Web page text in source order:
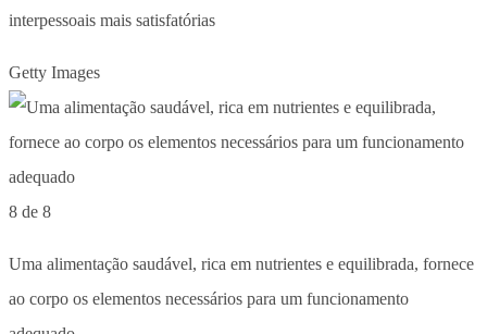
interpessoais mais satisfatórias
Getty Images
8 de 8
Uma alimentação saudável, rica em nutrientes e equilibrada, fornece
ao corpo os elementos necessários para um funcionamento